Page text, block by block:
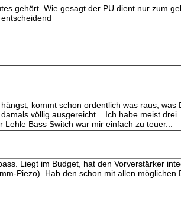
gehört. Wie gesagt der PU dient nur zum
kommt schon ordentlich was raus, was
völlig ausgereicht... Ich habe meist drei
Bass Switch war mir einfach zu teuer...
Liegt im Budget, hat den Vorverstärker
Piezo). Hab den schon mit allen möglichen